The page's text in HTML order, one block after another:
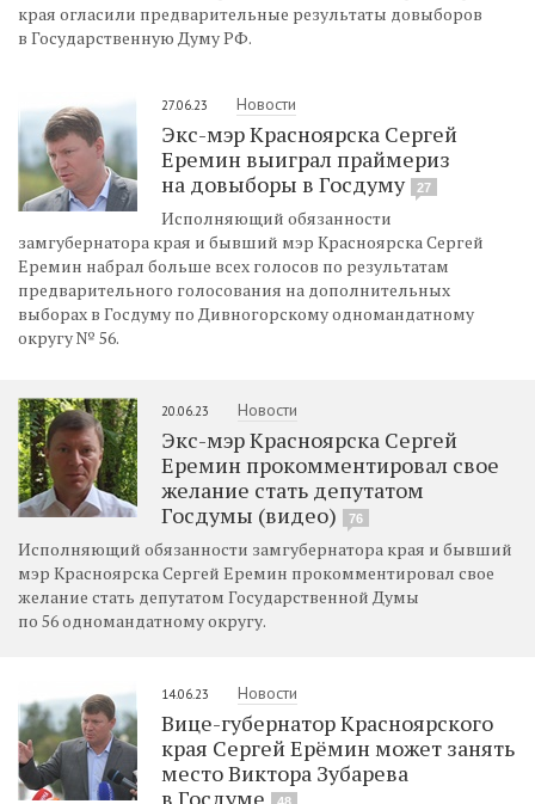
края огласили предварительные результаты довыборов
в Государственную Думу РФ.
27.06.23 Новости
Экс-мэр Красноярска Сергей
Еремин выиграл праймериз
на довыборы в Госдуму
27
Исполняющий обязанности
замгубернатора края и бывший мэр Красноярска Сергей
Еремин набрал больше всех голосов по результатам
предварительного голосования на дополнительных
выборах в Госдуму по Дивногорскому одномандатному
округу № 56.
20.06.23 Новости
Экс-мэр Красноярска Сергей
Еремин прокомментировал свое
желание стать депутатом
Госдумы (видео)
76
Исполняющий обязанности замгубернатора края и бывший
мэр Красноярска Сергей Еремин прокомментировал свое
желание стать депутатом Государственной Думы
по 56 одномандатному округу.
14.06.23 Новости
Вице-губернатор Красноярского
края Сергей Ерёмин может занять
место Виктора Зубарева
в Госдуме
48